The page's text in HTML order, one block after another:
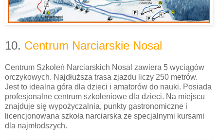
10. Centrum Narciarskie Nosal
Centrum Szkoleń Narciarskich Nosal zawiera 5 wyciągów
orczykowych. Najdłuższa trasa zjazdu liczy 250 metrów.
Jest to idealna góra dla dzieci i amatorów do nauki. Posiada
profesjonalne centrum szkoleniowe dla dzieci. Na miejscu
znajduje się wypożyczalnia, punkty gastronomiczne i
licencjonowana szkoła narciarska ze specjalnymi kursami
dla najmłodszych.